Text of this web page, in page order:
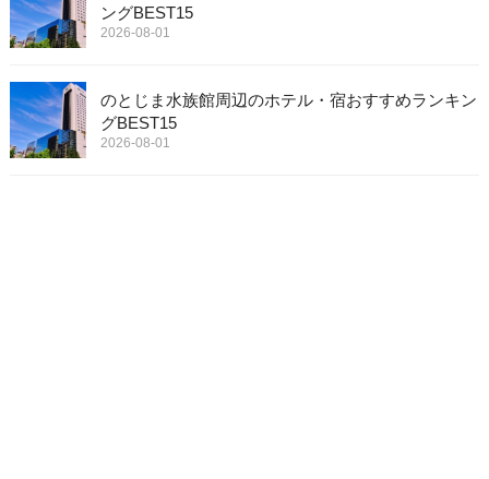
ングBEST15
2026-08-01
のとじま水族館周辺のホテル・宿おすすめランキン
グBEST15
2026-08-01